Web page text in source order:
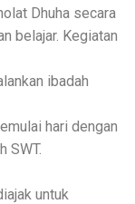
Dhuha secara
belajar. Kegiatan
ibadah
hari dengan
SWT.
untuk